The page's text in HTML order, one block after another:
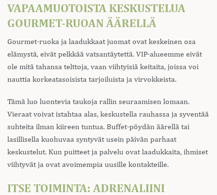
VAPAAMUOTOISTA KESKUSTELUA
GOURMET-RUOAN ÄÄRELLÄ
Gourmet-ruoka ja laadukkaat juomat ovat keskeinen osa
elämystä, eivät pelkkää vatsantäytettä. VIP-alueemme eivät
ole mitä tahansa telttoja, vaan viihtyisiä keitaita, joissa voi
nauttia korkeatasoisista tarjoiluista ja virvokkeista.
Tämä luo luontevia taukoja rallin seuraamisen lomaan.
Vieraat voivat istahtaa alas, keskustella rauhassa ja syventää
suhteita ilman kiireen tuntua. Buffet-pöydän äärellä tai
lasillisella kuohuvaa syntyvät usein päivän parhaat
keskustelut. Kun puitteet ja palvelu ovat laadukkaita, ihmiset
viihtyvät ja ovat avoimempia uusille kontakteille.
ITSE TOIMINTA: ADRENALIINI